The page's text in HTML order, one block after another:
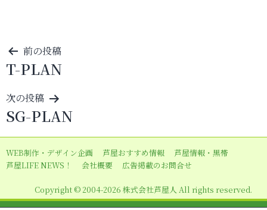
投
稿
ナ
ビ
ゲ
ー
シ
ン
前の投稿
T-PLAN
次の投稿
SG-PLAN
WEB制作・デザイン企画 芦屋おすすめ情報
芦屋情報・黒帯
芦屋LIFE NEWS！
会社概要 広告掲載のお問合せ
Copyright © 2004-2026 株式会社芦屋人 All rights reserved.